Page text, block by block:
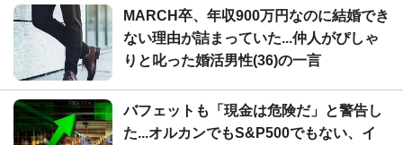
MARCH卒、年収900万円なのに結婚でき
ない理由が詰まっていた...仲人がぴしゃ
りと叱った婚活男性(36)の一言
バフェットも「現金は危険だ」と警告し
た...オルカンでもS&P500でもない、イ